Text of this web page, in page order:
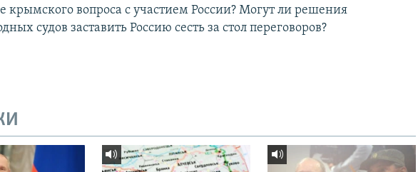
крымского вопроса с участием России? Могут ли решения
судов заставить Россию сесть за стол переговоров?